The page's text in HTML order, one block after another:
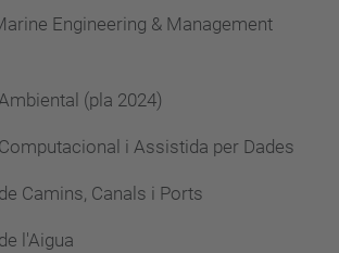
Engineering & Management
(pla 2024)
i Assistida per Dades
Camins, Canals i Ports
l'Aigua